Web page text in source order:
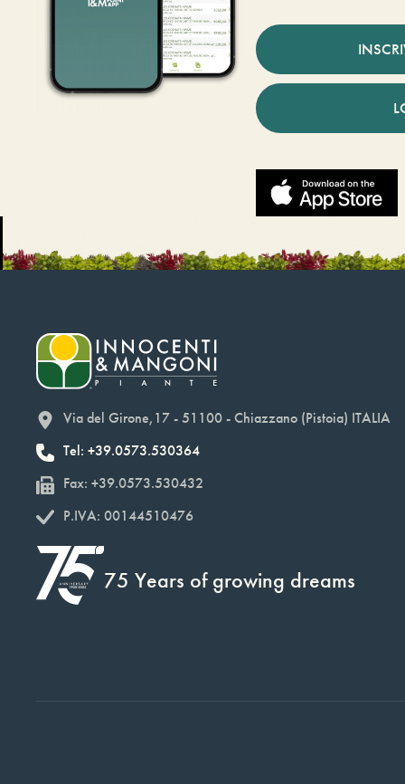
Via del Girone,17 - 51100 - Chiazzano (Pistoia) ITALIA
Tel: +39.0573.530364
Fax: +39.0573.530432
P.IVA: 00144510476
75 Years of growing dreams